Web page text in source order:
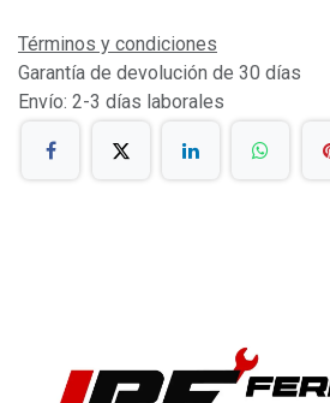
Términos y condiciones
Garantía de devolución de 30 días
Envío: 2-3 días laborales